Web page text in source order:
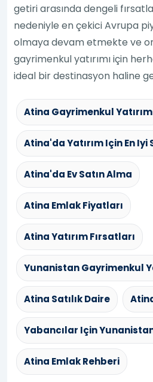
getiri arasında dengeli
nedeniyle en çekici Avrupa
olmaya devam etmekte ve
gayrimenkul yatırımı için
ideal bir destinasyon haline
Atina Gayrimenkul
Atina'da Yatırım Için En Iyi
Atina'da Ev Satın Alma
Atina Emlak Fiyatları
Atina Yatırım Fırsatları
Yunanistan Gayrimenkul
Atina Satılık Daire
Yabancılar Için
Atina Emlak Rehberi